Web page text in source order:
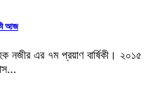
আজ
এর ৭ম প্রয়াণ বার্ষিকী। ২০১৫